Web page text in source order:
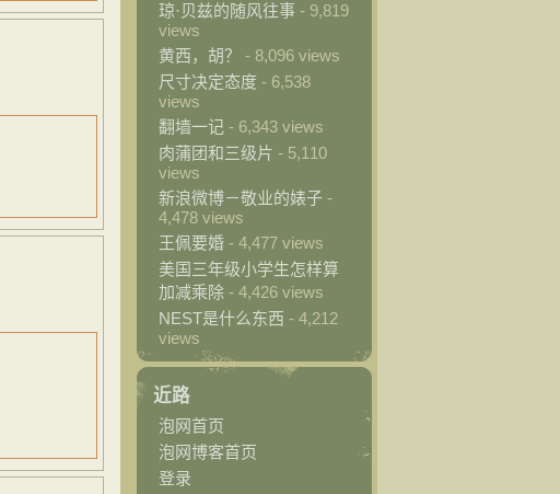
琼·贝兹的随风往事 - 9,819
views
黄西，胡？
- 8,096 views
尺寸决定态度 - 6,538
views
翻墙一记 - 6,343 views
肉蒲团和三级片 - 5,110
views
新浪微博－敬业的婊子 -
4,478 views
王佩要婚 - 4,477 views
美国三年级小学生怎样算
加减乘除 - 4,426 views
NEST是什么东西 - 4,212
views
近路
泡网首页
泡网博客首页
登录